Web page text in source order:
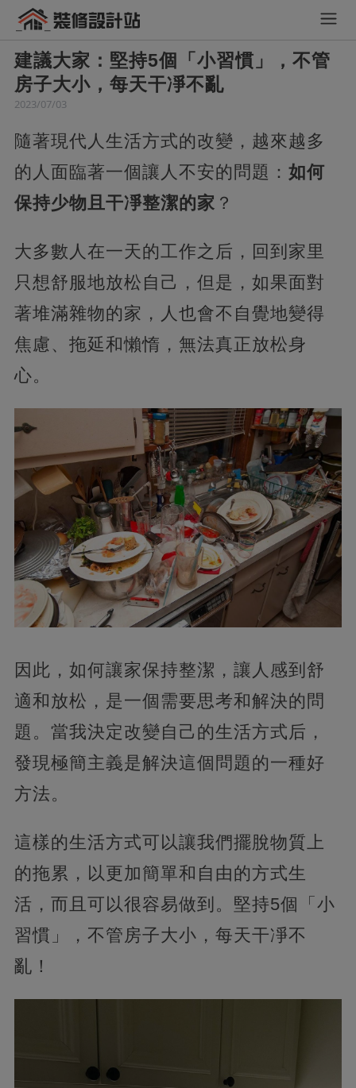
建議大家：堅持5個「小習慣」，不管
房子大小，每天干凈不亂
2023/07/03
隨著現代人生活方式的改變，越來越多
的人面臨著一個讓人不安的問題： 如何
保持少物且干凈整潔的家 ？
大多數人在一天的工作之后，回到家里
只想舒服地放松自己，但是，如果面對
著堆滿雜物的家，人也會不自覺地變得
焦慮、拖延和懶惰，無法真正放松身
心。
因此，如何讓家保持整潔，讓人感到舒
適和放松，是一個需要思考和解決的問
題。當我決定改變自己的生活方式后，
發現極簡主義是解決這個問題的一種好
方法。
這樣的生活方式可以讓我們擺脫物質上
的拖累，以更加簡單和自由的方式生
活，而且可以很容易做到。堅持5個「小
習慣」，不管房子大小，每天干凈不
亂！